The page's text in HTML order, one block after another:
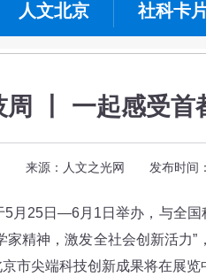
人文北京 社科卡
周 丨 一起感受首
来源：人文之光网 发布时间
25日—6月1日举办，与全国
家精神，激发全社会创新活力
市尖端科技创新成果将在展